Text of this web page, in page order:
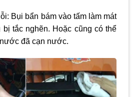
Bụi bẩn bám vào tấm làm mát
bị tắc nghẽn. Hoặc cũng có thể
đã cạn nước.